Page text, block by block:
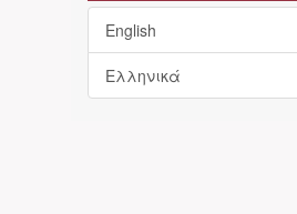
English
Ελληνικά